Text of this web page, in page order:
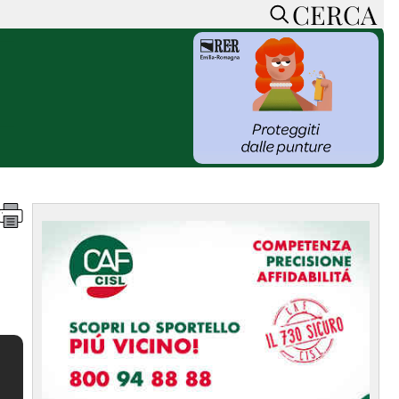
CERCA
ACCEDI o REGISTRATI
SOSTIENI LA PRESSA
CONOSCI LA PRESSA
PRIVACY POLICY
MAPPA DEL SITO
NORMATIVE
DEONTOLOGICHE
CERCA